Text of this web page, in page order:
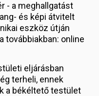
- a meghallgatást
és képi átvitelt
eszköz útján
továbbiakban: online
eljárásban
terheli, ennek
a békéltető testület